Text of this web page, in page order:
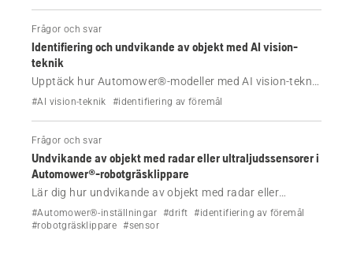
Frågor och svar
Identifiering och undvikande av objekt med AI vision-
teknik
Upptäck hur Automower®-modeller med AI vision-teknik
identifierar och undviker hinder med hjälp av intelligenta
#AI vision-teknik #identifiering av föremål
Frågor och svar
Undvikande av objekt med radar eller ultraljudssensorer i
Automower®-robotgräsklippare
Lär dig hur undvikande av objekt med radar eller
ultraljudssensorer hjälper vissa Automower® NERA-
och AWD-modeller att upptäcka och navigera runt
#Automower®-inställningar #drift
#identifiering av föremål
#robotgräsklippare #sensor